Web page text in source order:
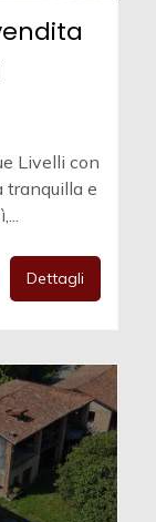
Livelli con
tranquilla e
Dettagli